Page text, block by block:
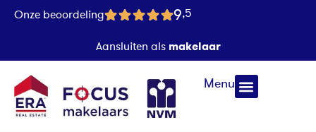
Onze beoordeling 9,5
Aansluiten als makelaar
Menu